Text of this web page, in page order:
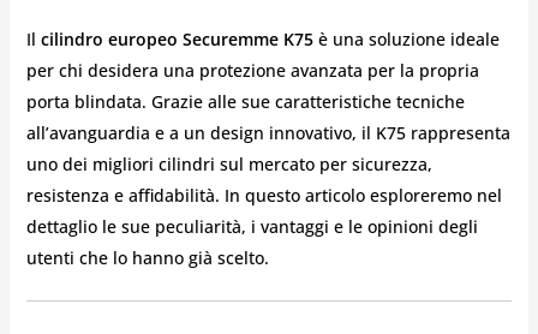
Il cilindro europeo Securemme K75è una soluzione ideale
per chi desidera una protezione avanzata per la propria
porta blindata. Grazie alle sue caratteristiche tecniche
all’avanguardia e a un design innovativo, il K75 rappresenta
uno dei migliori cilindri sul mercato per sicurezza,
resistenza e affidabilità. In questo articolo esploreremo nel
dettaglio le sue peculiarità, i vantaggi e le opinioni degli
utenti che lo hanno già scelto.